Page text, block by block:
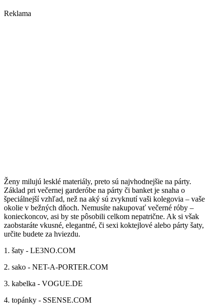
Reklama
Ženy milujú lesklé materiály, preto sú najvhodnejšie na párty.
Základ pri večernej garderóbe na párty či banket je snaha o
špeciálnejší vzhľad, než na aký sú zvyknutí vaši kolegovia – vaše
okolie v bežných dňoch. Nemusíte nakupovať večerné róby –
konieckoncov, asi by ste pôsobili celkom nepatrične. Ak si však
zaobstaráte vkusné, elegantné, či sexi koktejlové alebo párty šaty,
určite budete za hviezdu.
1. šaty - LE3NO.COM
2. sako - NET-A-PORTER.COM
3. kabelka - VOGUE.DE
4. topánky - SSENSE.COM